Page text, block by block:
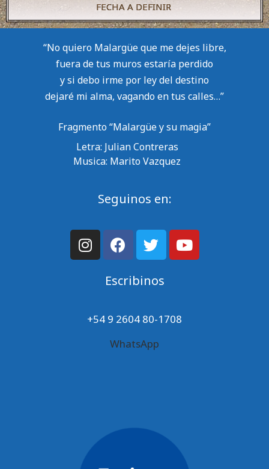
FECHA A DEFINIR
“No quiero Malargüe que me dejes libre,
fuera de tus muros estaría perdido
y si debo irme por ley del destino
dejaré mi alma, vagando en tus calles…”
Fragmento “Malargüe y su magia”
Letra: Julian Contreras
Musica: Marito Vazquez
Seguinos en:
Escribinos
+54 9 2604 80-1708
WhatsApp